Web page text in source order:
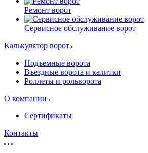
Ремонт ворот
Сервисное обслуживание ворот
Калькулятор ворот
Подъемные ворота
Въездные ворота и калитки
Роллеты и рольворота
О компании
Сертификаты
Контакты